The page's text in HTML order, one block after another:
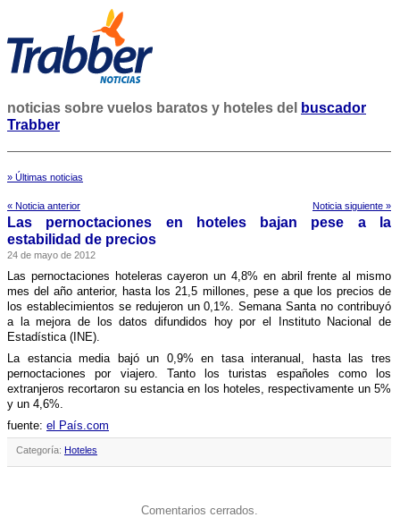
noticias sobre vuelos baratos y hoteles del
buscador
Trabber
» Últimas noticias
« Noticia anterior Noticia siguiente »
Las pernoctaciones en hoteles bajan pese a la
estabilidad de precios
24 de mayo de 2012
Las pernoctaciones hoteleras cayeron un 4,8% en abril frente al mismo
mes del año anterior, hasta los 21,5 millones, pese a que los precios de
los establecimientos se redujeron un 0,1%. Semana Santa no contribuyó
a la mejora de los datos difundidos hoy por el Instituto Nacional de
Estadí­stica (INE).
La estancia media bajó un 0,9% en tasa interanual, hasta las tres
pernoctaciones por viajero. Tanto los turistas españoles como los
extranjeros recortaron su estancia en los hoteles, respectivamente un 5%
y un 4,6%.
fuente: el Paí­s.com
Categoría: Hoteles
Comentarios cerrados.